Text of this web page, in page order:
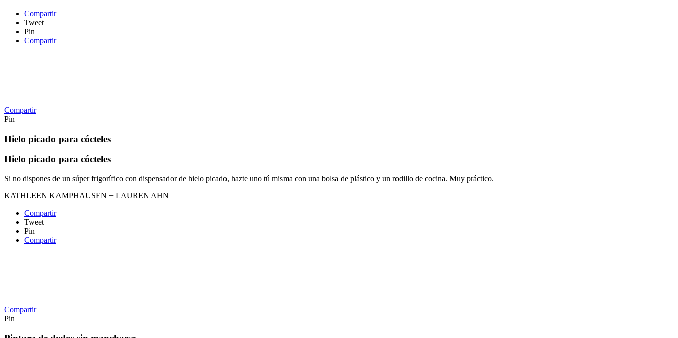
Compartir
Tweet
Pin
Compartir
Compartir
Pin
Hielo picado para cócteles
Hielo picado para cócteles
Si no dispones de un súper frigorífico con dispensador de hielo picado, hazte uno tú misma con una bolsa de plástico y un rodillo de cocina. Muy práctico.
KATHLEEN KAMPHAUSEN + LAUREN AHN
Compartir
Tweet
Pin
Compartir
Compartir
Pin